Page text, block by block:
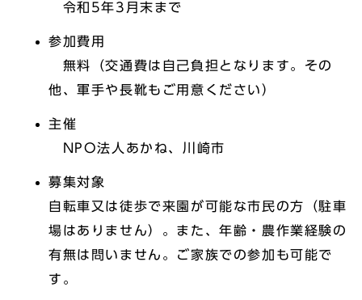
令和5年3月末まで
参加費用
無料（交通費は自己負担となります。その
他、軍手や長靴もご用意ください）
主催
NPO法人あかね、川崎市
募集対象
自転車又は徒歩で来園が可能な市民の方（駐車
場はありません）。また、年齢・農作業経験の
有無は問いません。ご家族での参加も可能で
す。